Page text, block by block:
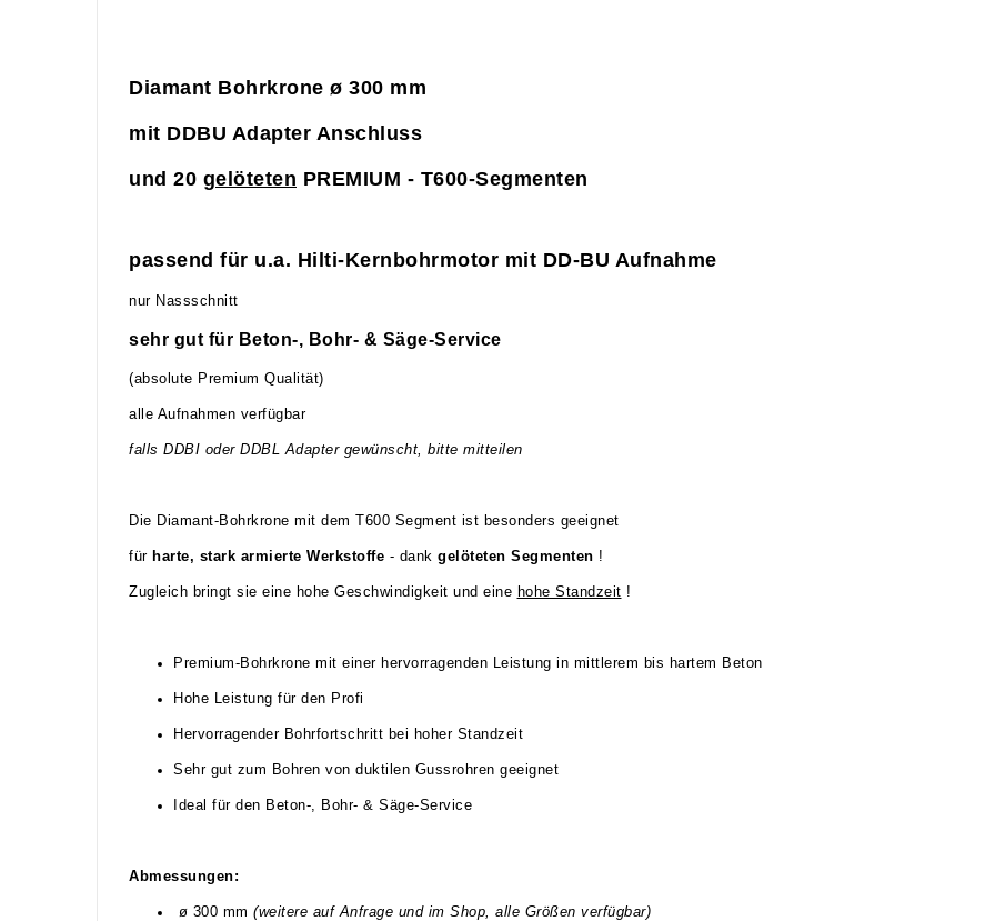
Diamant Bohrkrone ø 300 mm
mit DDBU Adapter Anschluss
und 20 gelöteten PREMIUM - T600-Segmenten
passend für u.a. Hilti-Kernbohrmotor mit DD-BU Aufnahme
nur Nassschnitt
sehr gut für Beton-, Bohr- & Säge-Service
(absolute Premium Qualität)
alle Aufnahmen verfügbar
falls DDBI oder DDBL Adapter gewünscht, bitte mitteilen
Die Diamant-Bohrkrone mit dem T600 Segment ist besonders geeignet
für harte, stark armierte Werkstoffe - dank gelöteten Segmenten !
Zugleich bringt sie eine hohe Geschwindigkeit und eine hohe Standzeit !
Premium-Bohrkrone mit einer hervorragenden Leistung in mittlerem bis hartem Beton
Hohe Leistung für den Profi
Hervorragender Bohrfortschritt bei hoher Standzeit
Sehr gut zum Bohren von duktilen Gussrohren geeignet
Ideal für den Beton-, Bohr- & Säge-Service
Abmessungen:
ø 300 mm (weitere auf Anfrage und im Shop, alle Größen verfügbar)